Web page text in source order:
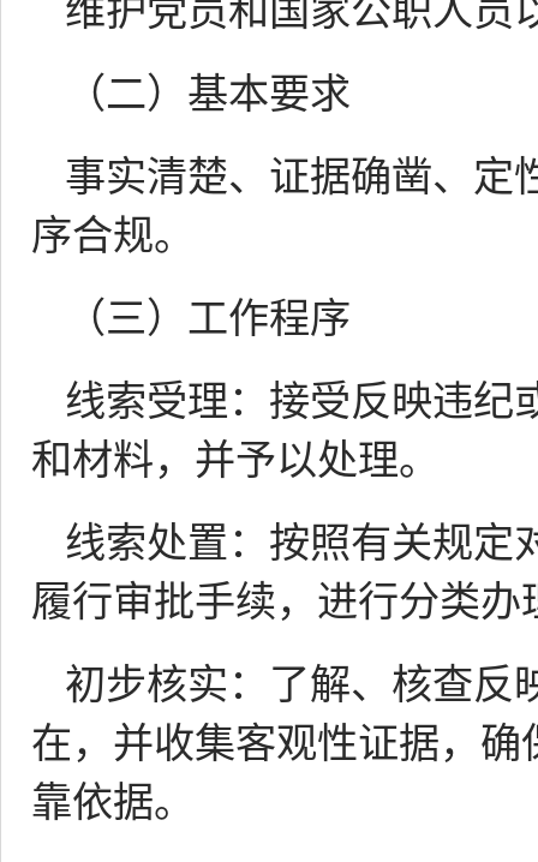
维护党员和国家公职人员
（二）基本要求
事实清楚、证据确凿、定
序合规。
（三）工作程序
线索受理：接受反映违纪
和材料，并予以处理。
线索处置：按照有关规定
履行审批手续，进行分类办
初步核实：了解、核查反
在，并收集客观性证据，
靠依据。